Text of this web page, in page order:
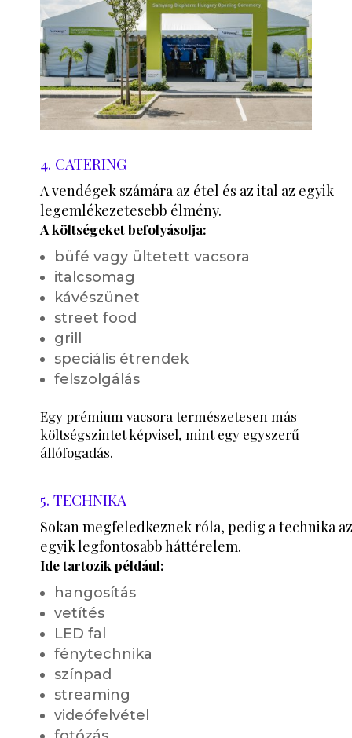
4. CATERING
A vendégek számára az étel és az ital az egyik
legemlékezetesebb élmény.
A költségeket befolyásolja:
büfé vagy ültetett vacsora
italcsomag
kávészünet
street food
grill
speciális étrendek
felszolgálás
Egy prémium vacsora természetesen más
költségszintet képvisel, mint egy egyszerű
állófogadás.
5. TECHNIKA
Sokan megfeledkeznek róla, pedig a technika
egyik legfontosabb háttérelem.
Ide tartozik például:
hangosítás
vetítés
LED fal
fénytechnika
színpad
streaming
videófelvétel